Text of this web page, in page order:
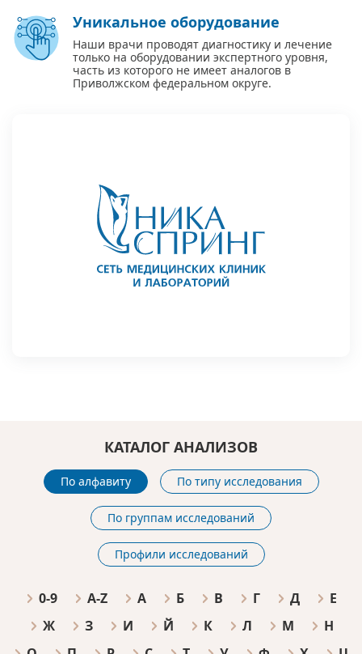
Уникальное оборудование
Наши врачи проводят диагностику и лечение
только на оборудовании экспертного уровня,
часть из которого не имеет аналогов в
Приволжском федеральном округе.
КАТАЛОГ АНАЛИЗОВ
По алфавиту По типу исследования
По группам исследований
Профили исследований
0-9 A-Z А Б В Г Д
Е
Ж
З И Й К Л М
Н